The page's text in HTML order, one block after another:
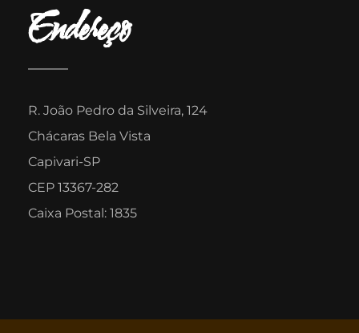
Endereço
R. João Pedro da Silveira, 124
Chácaras Bela Vista
Capivari-SP
CEP 13367-282
Caixa Postal: 1835